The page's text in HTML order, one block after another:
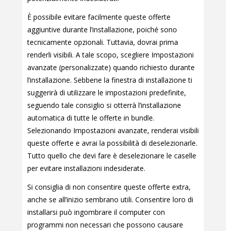
È possibile evitare facilmente queste offerte
aggiuntive durante l’installazione, poiché sono
tecnicamente opzionali. Tuttavia, dovrai prima
renderli visibili. A tale scopo, scegliere Impostazioni
avanzate (personalizzate) quando richiesto durante
l’installazione. Sebbene la finestra di installazione ti
suggerirà di utilizzare le impostazioni predefinite,
seguendo tale consiglio si otterrà l’installazione
automatica di tutte le offerte in bundle.
Selezionando Impostazioni avanzate, renderai visibili
queste offerte e avrai la possibilità di deselezionarle.
Tutto quello che devi fare è deselezionare le caselle
per evitare installazioni indesiderate.
Si consiglia di non consentire queste offerte extra,
anche se all’inizio sembrano utili. Consentire loro di
installarsi può ingombrare il computer con
programmi non necessari che possono causare